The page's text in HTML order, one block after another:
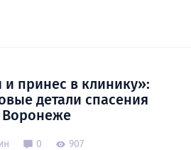
принес в клинику»:
детали спасения
Воронеже
0 907